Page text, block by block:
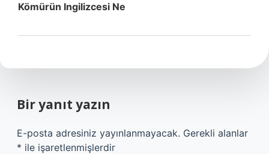
Kömürün Ingilizcesi Ne
Bir yanıt yazın
E-posta adresiniz yayınlanmayacak. Gerekli alanlar
* ile işaretlenmişlerdir